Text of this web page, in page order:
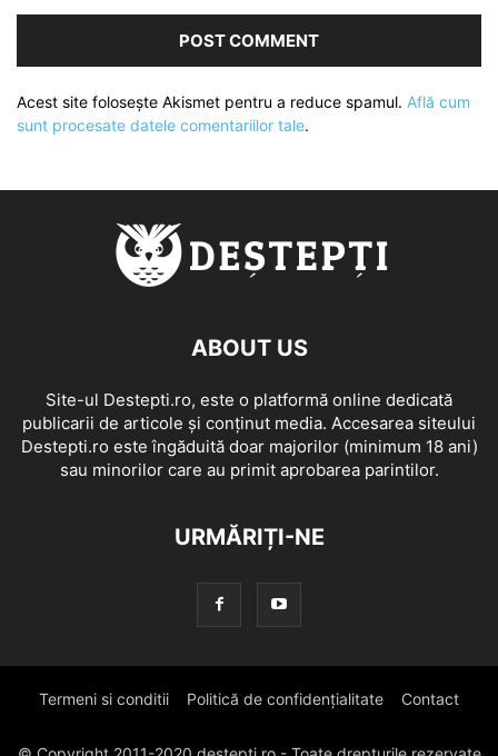
Acest site folosește Akismet pentru a reduce spamul. Află cum
sunt procesate datele comentariilor tale.
ABOUT US
Site-ul Destepti.ro, este o platformă online dedicată
publicarii de articole și conținut media. Accesarea siteului
Destepti.ro este îngăduită doar majorilor (minimum 18 ani)
sau minorilor care au primit aprobarea parintilor.
URMĂRIȚI-NE
Termeni si conditii Politică de confidențialitate Contact